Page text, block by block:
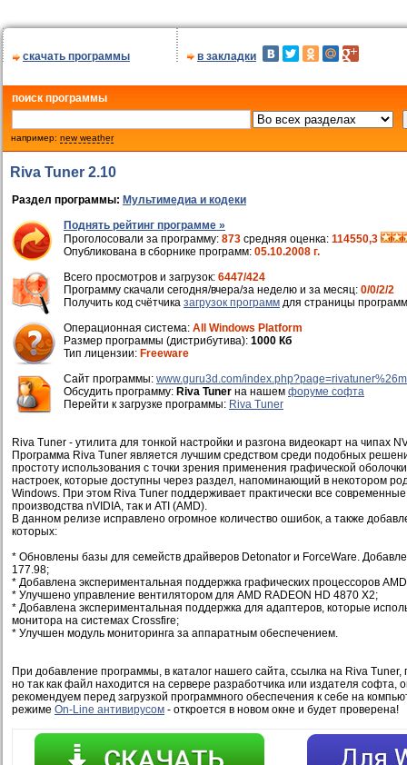
скачать программы в закладки
поиск программы
например: new weather
Riva Tuner 2.10
Раздел программы: Мультимедиа и кодеки
Поднять рейтинг программе »
Проголосовали за программу: 873 средняя оценка: 114550,3
Опубликована в сборнике программ: 05.10.2008 г.
Всего просмотров и загрузок: 6447/424
Программу скачали сегодня/вчера/за неделю и за месяц: 0/0/2/2
Получить код счётчика загрузок программ для страницы
Операционная система: All Windows Platform
Размер программы (дистрибутива): 1000 Кб
Тип лицензии: Freeware
Cайт программы: www.guru3d.com/
Обсудить программу: Riva Tuner на нашем форуме софта
Перейти к загрузке программы: Riva Tuner
Riva Tuner - утилита для тонкой настройки и разгона видеокарт на чипах
Программа Riva Tuner является лучшим средством среди подобных
простоту использования с точки зрения применения графической
настроек, которые доступны через раздел, напоминающий в некотором
Windows. При этом Riva Tuner поддерживает практически все
производства nVIDIA, так и ATI (AMD).
В данном релизе исправлено огромное количество ошибок, а также
которых:
* Обновлены базы для семейств драйверов Detonator и ForceWare.
177.98;
* Добавлена экспериментальная поддержка графических процессоров
* Улучшено управление вентилятором для AMD RADEON HD 4870 X2;
* Добавлена экспериментальная поддержка для адаптеров, которые
монитора на системах Crossfire;
* Улучшен модуль мониторинга за аппаратным обеспечением.
При добавление программы, в каталог нашего сайта, ссылка на Riva Tuner,
но так как файл находится на сервере разработчика или издателя
рекомендуем перед загрузкой программного обеспечения к себе на
режиме On-Line антивирусом - откроется в новом окне и будет проверена!